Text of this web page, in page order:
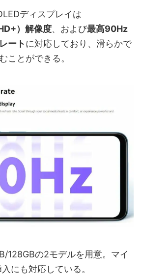
ディスプレイは
）解像度、および最高90Hz
ートに対応しており、滑らかで
ことができる。
128GBの2モデルを用意。マイ
にも対応している。